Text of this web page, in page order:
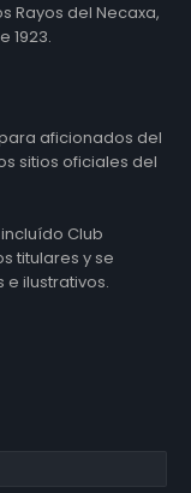
Rayos del Necaxa,
1923.
aficionados del
sitios oficiales del
Club
titulares y se
ilustrativos.